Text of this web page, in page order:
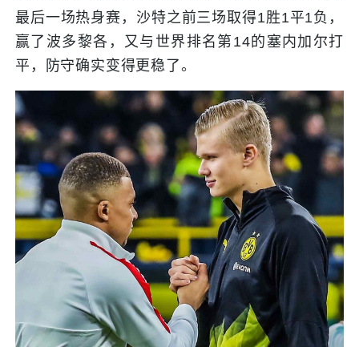
最后一场热身赛，沙特之前三场取得1胜1平1负，
赢了波多黎各，又与世界排名第14的塞内加尔打
平，防守确实变得更稳了。